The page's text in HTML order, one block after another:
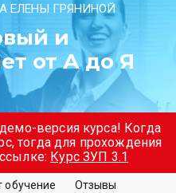
ЕЛЕНЫ ГРЯНИНОЙ
и
от А до Я
версия курса! Когда
тогда для прохождения
Курс ЗУП 3.1
обучение Отзывы